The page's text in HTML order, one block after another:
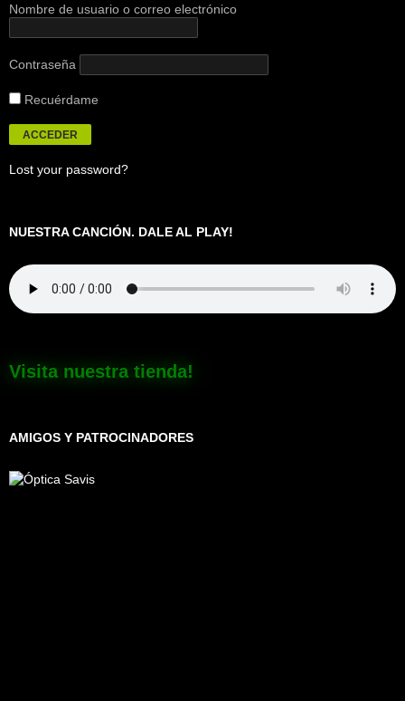
Nombre de usuario o correo electrónico
Contraseña
Recuérdame
Lost your password?
NUESTRA CANCIÓN. DALE AL PLAY!
Visita nuestra tienda!
AMIGOS Y PATROCINADORES